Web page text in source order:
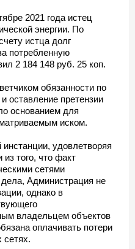
2021 года истец
энергии. По
истца долг
потребленную
2 184 148 руб. 25 коп.
обязанности по
оставление претензии
основанием для
иском.
удовлетворяя
того, что факт
сетями
Администрация не
однако в
владельцем объектов
оплачивать потери
сетях.